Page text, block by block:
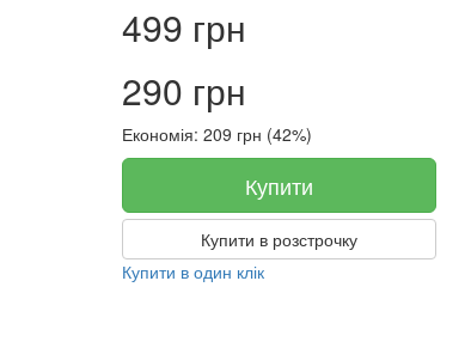
499 грн
290 грн
Економія: 209 грн (42%)
Купити
Купити в розстрочку
Купити в один клік